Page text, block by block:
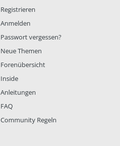
Registrieren
Anmelden
Passwort vergessen?
Neue Themen
Forenübersicht
Inside
Anleitungen
FAQ
Community Regeln